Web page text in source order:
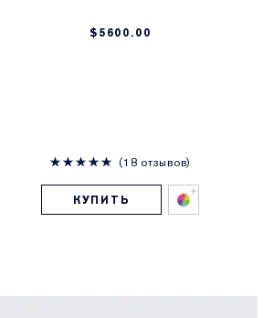
$5600.00
18 отзывов
КУПИТЬ